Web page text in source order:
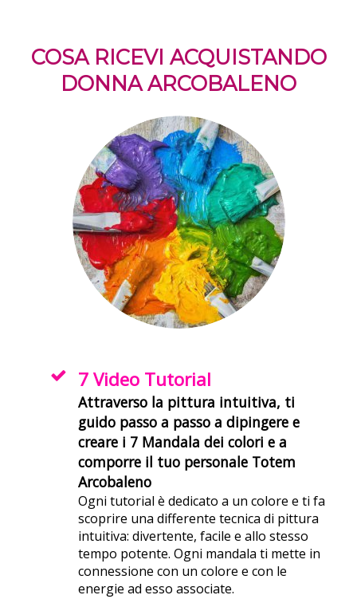
COSA RICEVI ACQUISTANDO
DONNA ARCOBALENO
7 Video Tutorial
Attraverso la pittura intuitiva, ti
guido passo a passo a dipingere e
creare i 7 Mandala dei colori e a
comporre il tuo personale Totem
Arcobaleno
Ogni tutorial è dedicato a un colore e ti fa
scoprire una differente tecnica di pittura
intuitiva: divertente, facile e allo stesso
tempo potente. Ogni mandala ti mette in
connessione con un colore e con le
energie ad esso associate.